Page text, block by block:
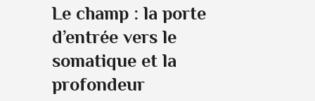
Le champ : la porte
d’entrée vers le
somatique et la
profondeur